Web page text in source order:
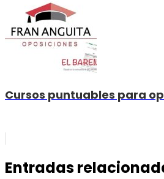
Cursos puntuables para
Entradas